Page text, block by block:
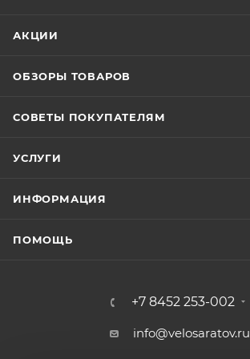
АКЦИИ
ОБЗОРЫ ТОВАРОВ
СОВЕТЫ ПОКУПАТЕЛЯМ
УСЛУГИ
ИНФОРМАЦИЯ
ПОМОЩЬ
+7 8452 253-002
info@velosaratov.ru